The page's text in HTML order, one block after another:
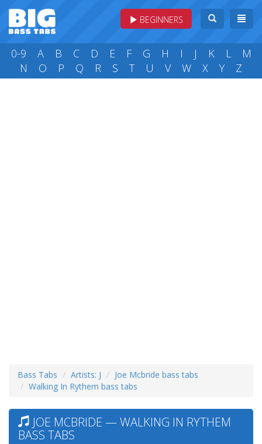
BEGINNERS
0-9 A B C D E F G H I J K L
M
N
O P Q R S T U V W X Y Z
Bass Tabs Artists: J
Joe Mcbride bass tabs
Walking In Rythem bass tabs
JOE MCBRIDE — WALKING IN RYTHEM
BASS TABS